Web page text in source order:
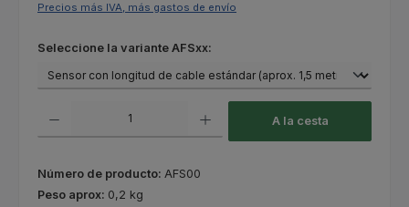
Precios más IVA, más gastos de envío
Seleccione
Seleccione la variante AFSxx:
A la cesta
Número de producto: AFS00
Peso aprox: 0,2 kg